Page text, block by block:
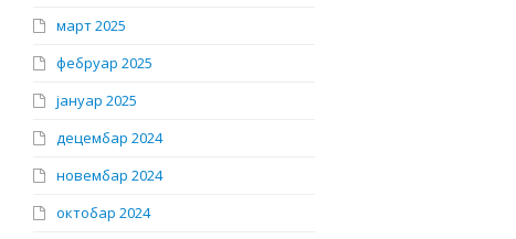
март 2025
фебруар 2025
јануар 2025
децембар 2024
новембар 2024
октобар 2024